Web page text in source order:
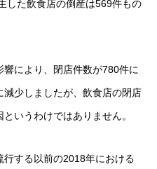
した飲食店の倒産は569件もの
により、閉店件数が780件に
少しましたが、飲食店の閉店
いうわけではありません。
する以前の2018年における